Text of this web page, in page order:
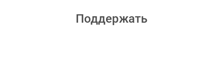
Поддержать